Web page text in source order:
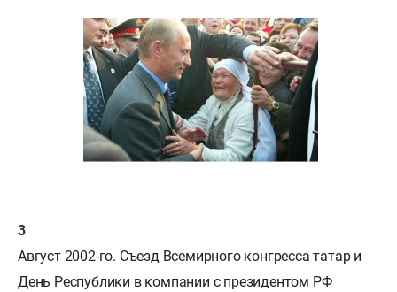
Август 2002-го. Съезд Всемирного конгресса татар и
День Республики в компании с президентом РФ